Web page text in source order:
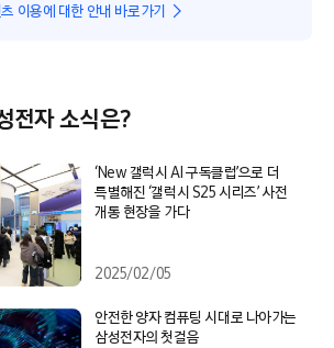
이용에 대한 안내 바로가기
전자 소식은?
‘New 갤럭시 AI 구독클럽’으로 더
특별해진 ‘갤럭시 S25 시리즈’ 사전
개통 현장을 가다
2025/02/05
안전한 양자 컴퓨팅 시대로 나아가는
삼성전자의 첫걸음